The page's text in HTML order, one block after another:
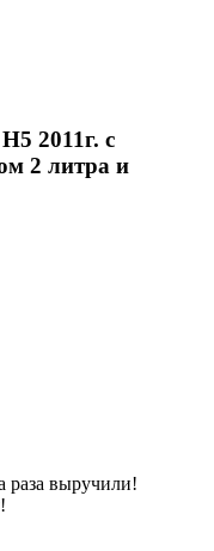
2011г. с
2 литра и
раза выручили!